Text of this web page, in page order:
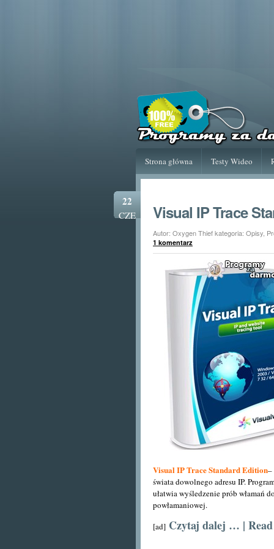
Strona główna Testy Wideo
22
CZE Visual IP Trace
Autor: Oxygen Thief kategoria: Opisy
1 komentarz
Visual IP Trace Standard Edition–
świata dowolnego adresu IP.
ułatwia wyśledzenie prób włamań
powłamaniowej.
[ad] Czytaj dalej … |